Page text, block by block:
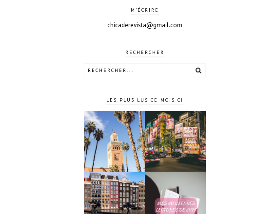
M'ÉCRIRE
chicaderevista@gmail.com
RECHERCHER
LES PLUS LUS CE MOIS CI
4 jours à
Marrakech
10 jours à
Tokyo au
Japon
4 jours à
Amsterdam
Mes meilleures
lectures de
2025